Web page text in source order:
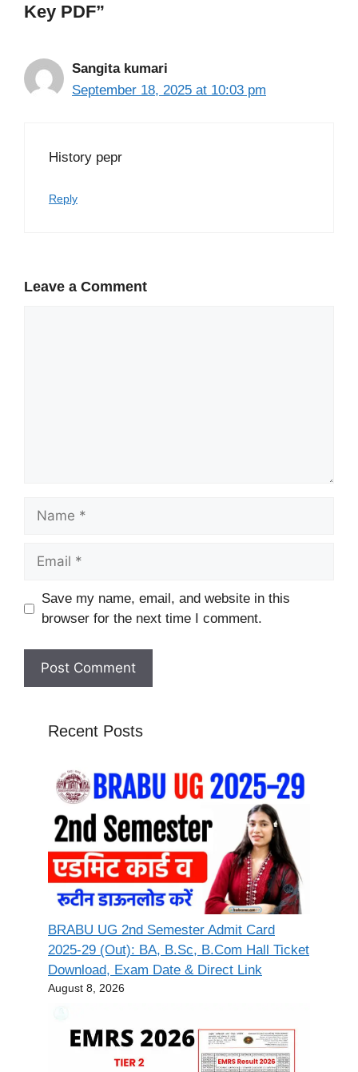
Key PDF”
Sangita kumari
September 18, 2025 at 10:03 pm
History pepr
Reply
Leave a Comment
Name
Email
Website
Save my name, email, and website in this
browser for the next time I comment.
Recent Posts
BRABU UG 2nd Semester Admit Card
2025-29 (Out): BA, B.Sc, B.Com Hall Ticket
Download, Exam Date & Direct Link
August 8, 2026